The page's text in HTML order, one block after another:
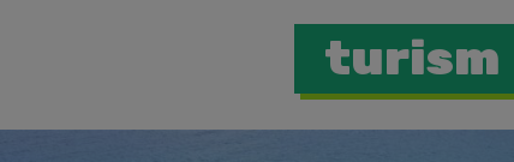
turism